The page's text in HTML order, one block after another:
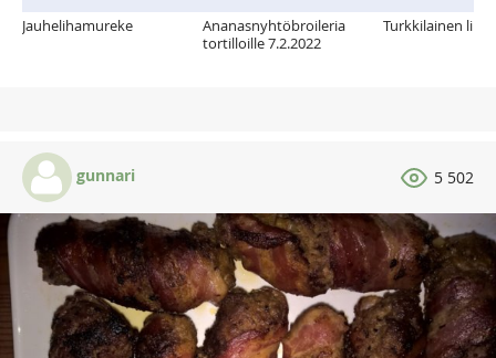
Jauhelihamureke
Ananasnyhtöbroileria
tortilloille 7.2.2022
Turkkilainen
gunnari 5 502